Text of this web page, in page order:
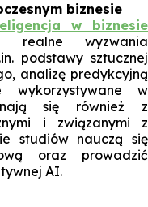
biznesie
w biznesie
realne wyzwania
podstawy sztucznej
analizę predykcyjną
wykorzystywane w
się również z
i związanymi z
studiów nauczą się
oraz prowadzić
AI.